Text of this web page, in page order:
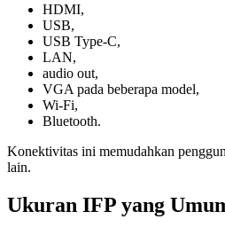
HDMI,
USB,
USB Type-C,
LAN,
audio out,
VGA pada beberapa model,
Wi-Fi,
Bluetooth.
Konektivitas ini memudahkan
lain.
Ukuran IFP yang